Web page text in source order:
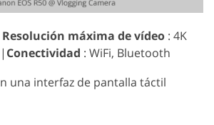
Resolución máxima de vídeo : 4K
Conectividad : WiFi, Bluetooth
una interfaz de pantalla táctil